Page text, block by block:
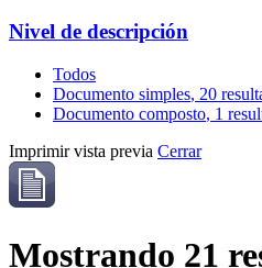
Nivel de descripción
Todos
Documento simples, 20
Documento composto, 1
Imprimir vista previa Cerrar
Mostrando 21